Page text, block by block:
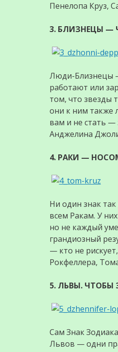
Пенелопа Круз,
3. БЛИЗНЕЦЫ —
Люди-Близнецы
работают или
том, что звезды
они к ним также
вам и не стать —
Анджелина
4. РАКИ —
Ни один знак
всем Ракам. У
но не каждый
грандиозный
— кто не
Рокфеллера,
5. ЛЬВЫ. ЧТОБЫ
Сам Знак
Львов — одни